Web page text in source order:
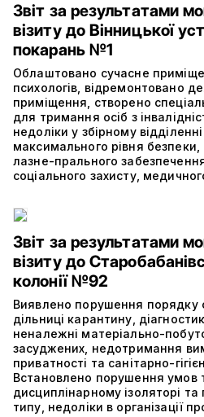
Звіт за результатами
візиту до Вінницької
покарань №1
Облаштовано сучасне
психологів, відремонтовано
приміщення, створено
для тримання осіб з
недоліки у збірному
максимального рівня
лазне-прального
соціального захисту,
Звіт за результатами
візиту до
колонії №92
Виявлено порушення порядку
дільниці карантину,
неналежні матеріально-
засуджених, недотримання
приватності та санітарно-
Встановлено порушення умов
дисциплінарному ізоляторі
типу, недоліки в організації